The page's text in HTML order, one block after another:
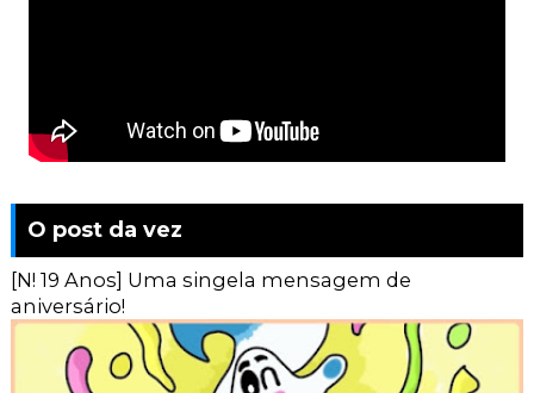
O post da vez
[N! 19 Anos] Uma singela mensagem de
aniversário!